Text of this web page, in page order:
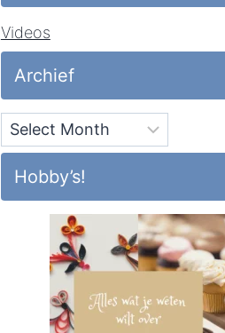
Videos
Archief
Archief
Hobby’s!